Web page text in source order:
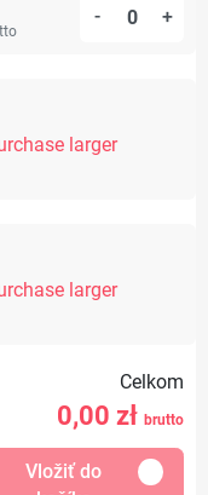
- +
larger
larger
Celkom
0,00 zł brutto
Vložiť do